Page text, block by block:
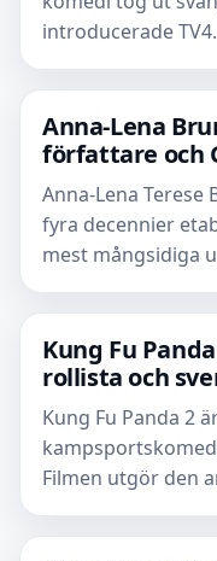
introducerade
Anna-Lena
författare och
Anna-Lena
fyra decennier
mest mångsidiga
Kung Fu
rollista och
Kung Fu Panda 2
Filmen utgör den